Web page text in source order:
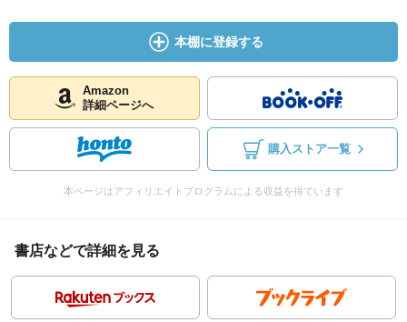
本棚に登録する
Amazon
詳細ページへ
購入ストア一覧
本ページはアフィリエイトプログラムによる収益を得ています
書店などで詳細を見る